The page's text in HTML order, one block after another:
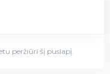
peržiūri šį puslapį.